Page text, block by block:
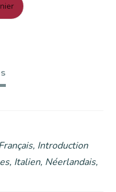
Introduction
Italien, Néerlandais,